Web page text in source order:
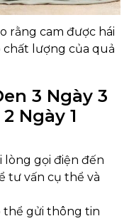
rằng cam được hái
chất lượng của quả
3 Ngày 3
Ngày 1
lòng gọi điện đến
tư vấn cụ thể và
thể gửi thông tin